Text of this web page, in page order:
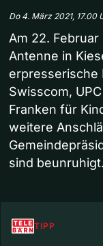
Do 4. März 2021, 17.00
Am 22.
Antenne in
erpresserische
Swisscom,
Franken für
weitere
sind beunruhigt.
TIPP